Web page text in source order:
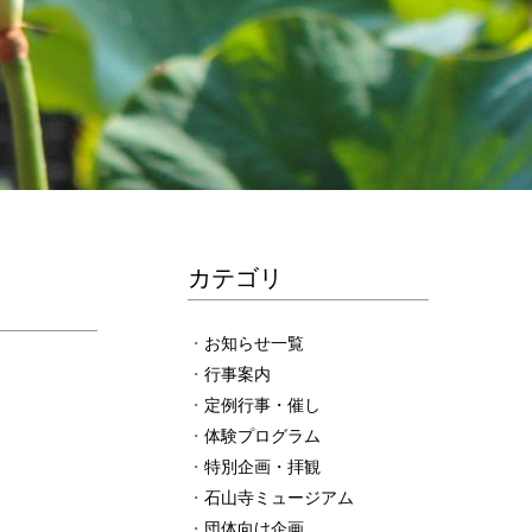
カテゴリ
お知らせ一覧
行事案内
定例行事・催し
体験プログラム
特別企画・拝観
石山寺ミュージアム